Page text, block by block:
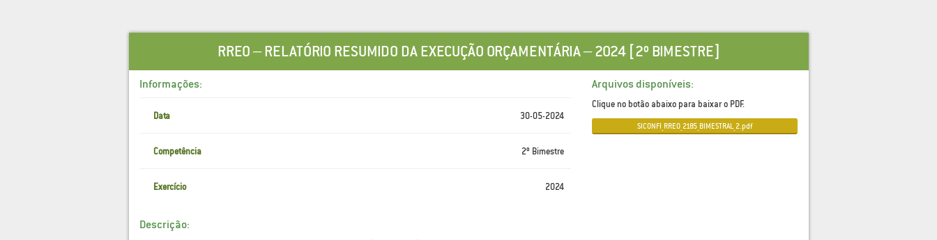
RREO – RELATÓRIO RESUMIDO DA EXECUÇÃO ORÇAMENTÁRIA – 2024 [2º BIMESTRE]
Informações:
Data 30-05-2024
Competência 2º Bimestre
Exercício 2024
Descrição:
Arquivos disponíveis:
Clique no botão abaixo para baixar o PDF.
SICONFI_RREO_2185_BIMESTRAL_2.pdf